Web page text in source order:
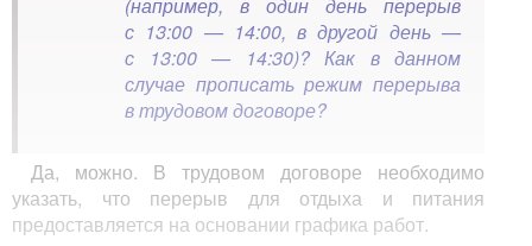
с 13:00 — 14:00, в другой день —
с 13:00 — 14:30)? Как в данном
случае прописать режим перерыва
в трудовом договоре?
Да, можно. В трудовом договоре необходимо
указать, что перерыв для отдыха и питания
предоставляется на основании графика работ.